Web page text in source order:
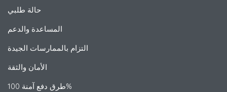
حالة طلبي
المساعدة والدعم
التزام بالممارسات الجيدة
الأمان والثقة
طرق دفع آمنة 100%